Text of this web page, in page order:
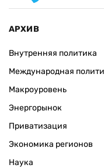
АРХИВ
Внутренняя политика
Международная
Макроуровень
Энергорынок
Приватизация
Экономика регионов
Наука